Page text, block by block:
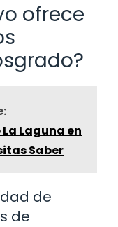
ofrece
Laguna en
Saber
de
de